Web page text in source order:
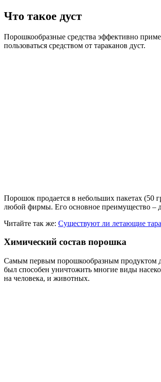
Что такое дуст
Порошкообразные средства эффективно
пользоваться средством от тараканов дуст.
Порошок продается в небольших пакетах (50
любой фирмы. Его основное преимущество –
Читайте так же: Существуют ли летающие
Химический состав порошка
Самым первым порошкообразным продуктом
был способен уничтожить многие виды
на человека, и животных.